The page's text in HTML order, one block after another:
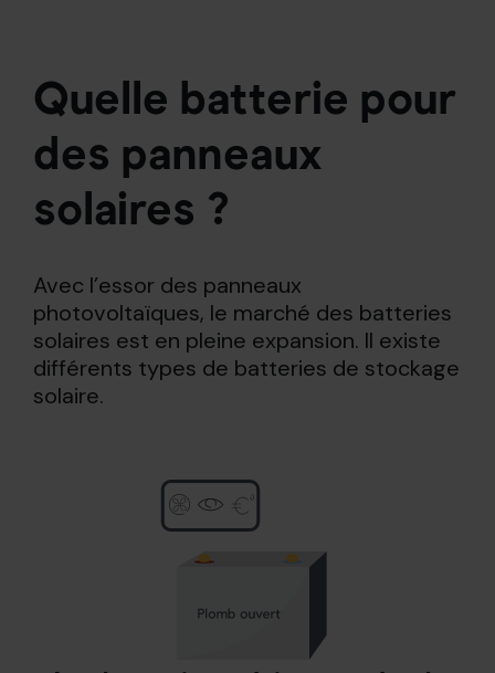
Quelle batterie pour
des panneaux
solaires ?
Avec l’essor des panneaux
photovoltaïques, le marché des batteries
solaires est en pleine expansion. Il existe
différents types de batteries de stockage
solaire.